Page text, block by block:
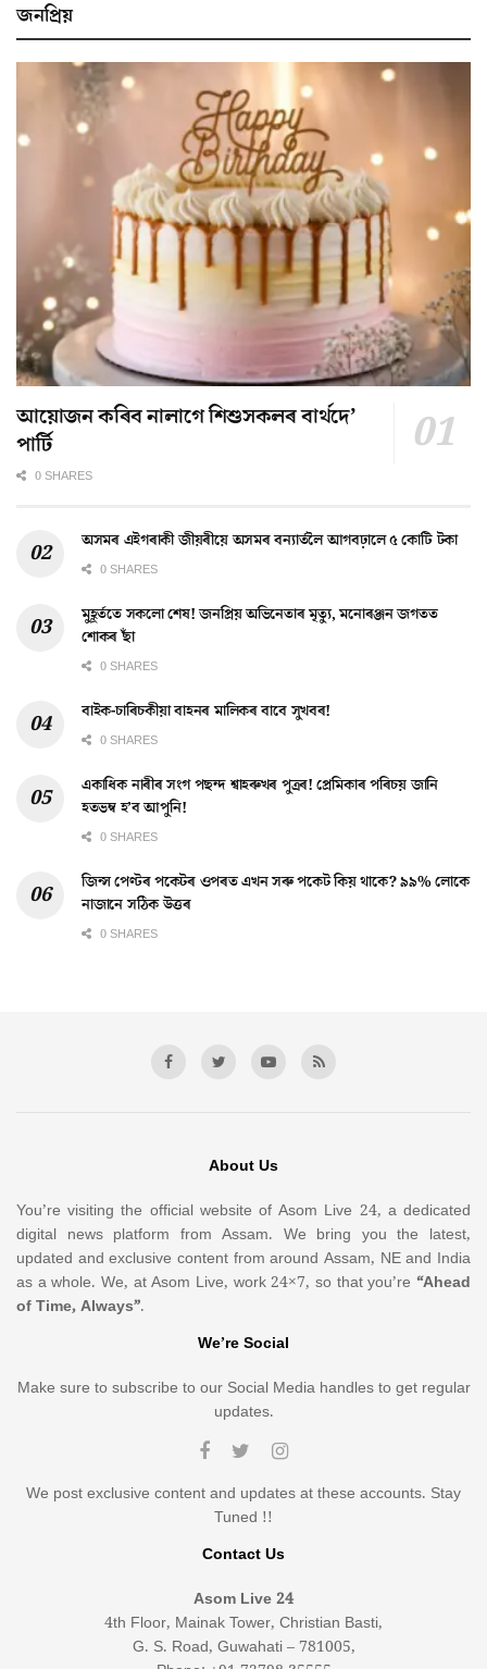
জনপ্ৰিয়
আয়োজন কৰিব নালাগে শিশুসকলৰ বাৰ্থদে’
পাৰ্টি
0 SHARES
অসমৰ এইগৰাকী জীয়ৰীয়ে অসমৰ বন্যাৰ্তলৈ আগবঢ়ালে ৫ কোটি টকা
0 SHARES
মুহূৰ্ততে সকলো শেষ! জনপ্ৰিয় অভিনেতাৰ মৃত্যু, মনোৰঞ্জন জগতত
শোকৰ ছাঁ
0 SHARES
বাইক-চাৰিচকীয়া বাহনৰ মালিকৰ বাবে সুখবৰ!
0 SHARES
একাধিক নাৰীৰ সংগ পছন্দ শ্বাহৰুখৰ পুত্ৰৰ! প্ৰেমিকাৰ পৰিচয় জানি
হতভম্ব হ’ব আপুনি!
0 SHARES
জিন্স পেণ্টৰ পকেটৰ ওপৰত এখন সৰু পকেট কিয় থাকে? ৯৯% লোকে
নাজানে সঠিক উত্তৰ
0 SHARES
About Us
You’re visiting the official website of Asom Live 24, a dedicated
digital news platform from Assam. We bring you the latest,
updated and exclusive content from around Assam, NE and India
as a whole. We, at Asom Live, work 24×7, so that you’re “Ahead
of Time, Always”.
We’re Social
Make sure to subscribe to our Social Media handles to get regular
updates.
We post exclusive content and updates at these accounts. Stay
Tuned !!
Contact Us
Asom Live 24
4th Floor, Mainak Tower, Christian Basti,
G. S. Road, Guwahati – 781005,